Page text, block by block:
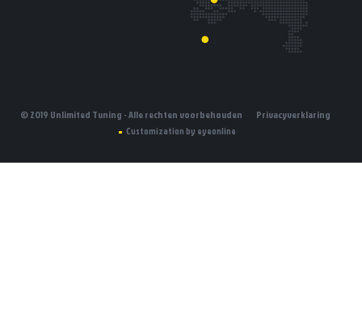
© 2019 Unlimited Tuning - Alle rechten voorbehouden Privacyverklaring
Customization by eyeonline